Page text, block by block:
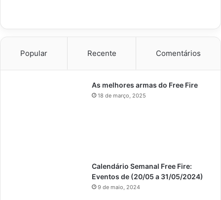
Popular Recente Comentários
As melhores armas do Free Fire
18 de março, 2025
Calendário Semanal Free Fire:
Eventos de (20/05 a 31/05/2024)
9 de maio, 2024